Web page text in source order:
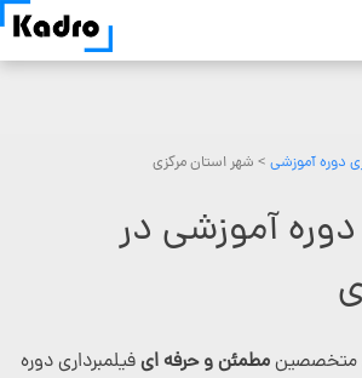
دوره آموزشی > شهر استان مرکزی
دوره آموزشی در
متخصصینمطمئن و حرفه ایفیلمبرداری دوره